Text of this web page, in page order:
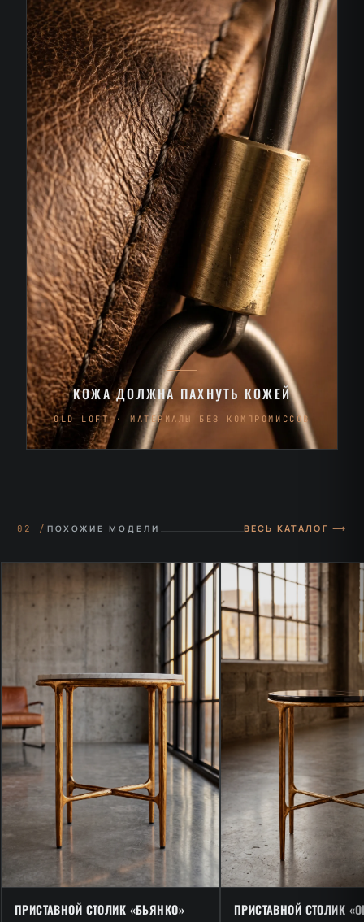
КОЖА ДОЛЖНА ПАХНУТЬ КОЖЕЙ
OLD LOFT · МАТЕРИАЛЫ БЕЗ КОМПРОМИССОВ
02 / ПОХОЖИЕ МОДЕЛИ ВЕСЬ КАТАЛОГ ⟶
ПРИСТАВНОЙ СТОЛИК «БЬЯНКО» ПРИСТАВНОЙ СТОЛИК